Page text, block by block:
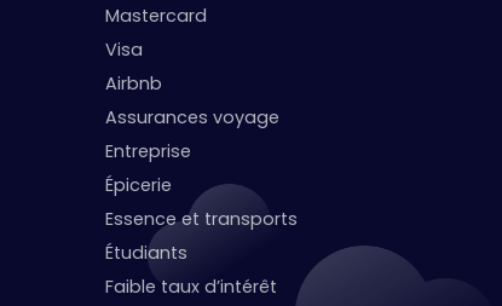
Mastercard
Visa
Airbnb
Assurances voyage
Entreprise
Épicerie
Essence et transports
Étudiants
Faible taux d’intérêt